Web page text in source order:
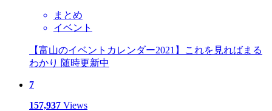
まとめ
イベント
【富山のイベントカレンダー2021】これを見ればまる
わかり 随時更新中
7
157,937 Views